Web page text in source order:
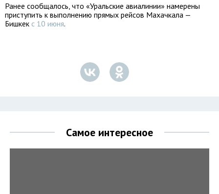
Ранее сообщалось, что «Уральские авиалинии» намерены
приступить к выполнению прямых рейсов Махачкала —
Бишкек с 10 июня.
Самое интересное